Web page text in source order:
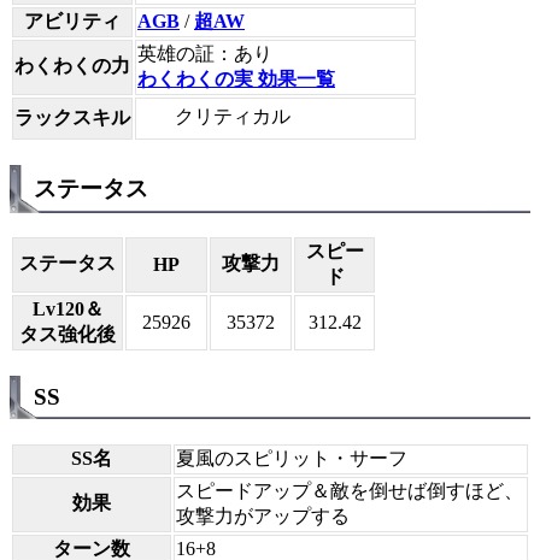
アビリティ
AGB / 超AW
わくわくの力
英雄の証：あり
わくわくの実 効果一覧
ラックスキル
クリティカル
ステータス
ステータス HP 攻撃力
スピー
ド
Lv120＆
タス強化後
25926 35372 312.42
SS
SS名 夏風のスピリット・サーフ
効果
スピードアップ＆敵を倒せば倒すほど、
攻撃力がアップする
ターン数
16+8